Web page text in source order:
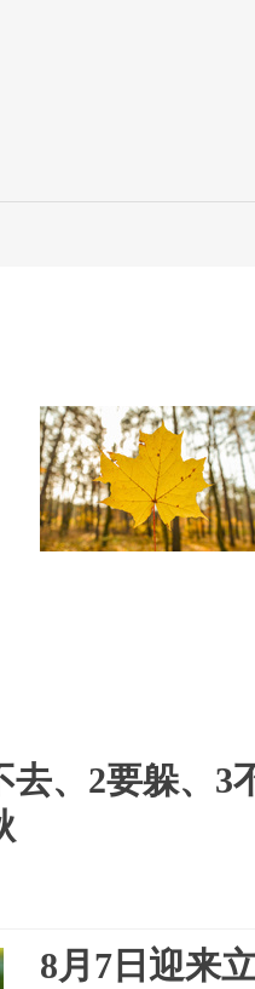
去、2要躲、3
8月7日迎来